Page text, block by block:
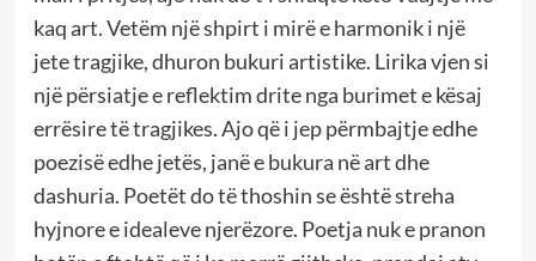
kaq art. Vetëm një shpirt i mirë e harmonik i një
jete tragjike, dhuron bukuri artistike. Lirika vjen si
një përsiatje e reflektim drite nga burimet e kësaj
errësire të tragjikes. Ajo që i jep përmbajtje edhe
poezisë edhe jetës, janë e bukura në art dhe
dashuria. Poetët do të thoshin se është streha
hyjnore e idealeve njerëzore. Poetja nuk e pranon